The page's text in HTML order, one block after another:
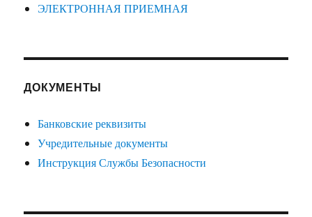
ЭЛЕКТРОННАЯ ПРИЕМНАЯ
ДОКУМЕНТЫ
Банковские реквизиты
Учредительные документы
Инструкция Службы Безопасности